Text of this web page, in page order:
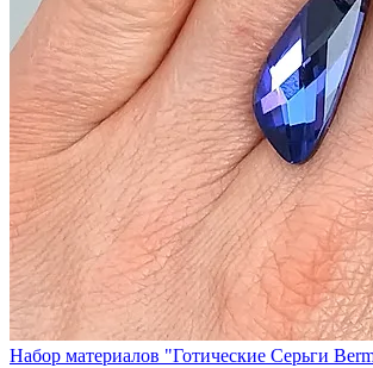
Набор материалов "Готические Серьги